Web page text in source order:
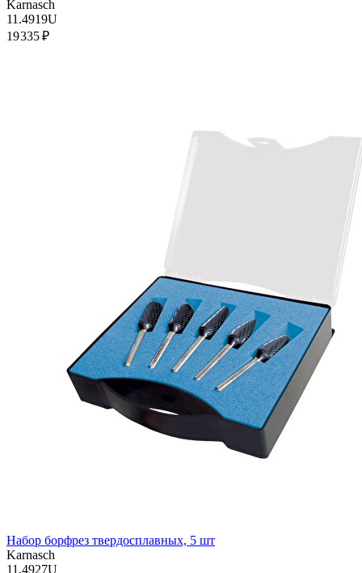
Karnasch
11.4919U
19 335 ₽
Набор борфрез твердосплавных, 5 шт
Karnasch
11.4927U